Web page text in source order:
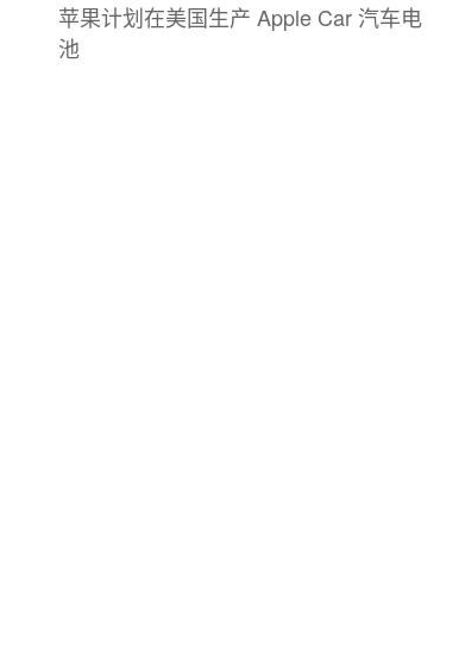
苹果计划在美国生产 Apple Car 汽车电
池